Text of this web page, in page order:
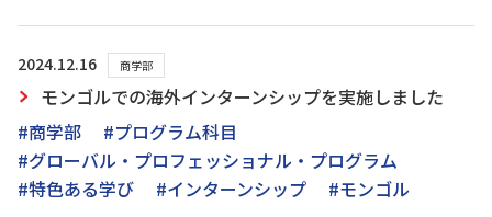
2024.12.16 商学部
モンゴルでの海外インターンシップを実施しました
#商学部
#プログラム科目
#グローバル・プロフェッショナル・プログラム
#特色ある学び
#インターンシップ #モンゴル